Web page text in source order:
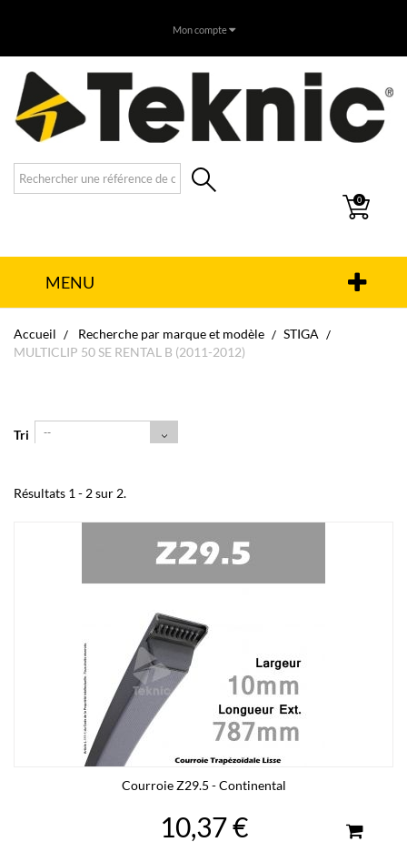
Mon compte
0
MENU
Accueil Recherche par marque et modèle
STIGA
MULTICLIP 50 SE RENTAL B (2011-2012)
Tri --
Résultats 1 - 2 sur 2.
Courroie Z29.5 - Continental
10,37 €